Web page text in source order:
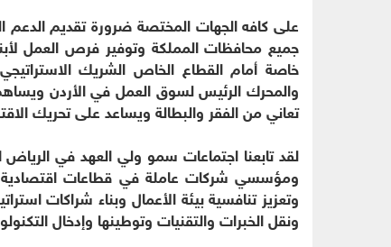
على كافه الجهات المختصة ضرورة تقديم الدعم
جميع محافظات المملكة وتوفير فرص العمل
خاصة أمام القطاع الخاص الشريك
والمحرك الرئيس لسوق العمل في الأردن
تعاني من الفقر والبطالة ويساعد على تحريك
لقد تابعنا اجتماعات سمو ولي العهد في
ومؤسسي شركات عاملة في قطاعات اقتصادية
وتعزيز تنافسية بيئة الأعمال وبناء شراكات
ونقل الخبرات والتقنيات وتوطينها وإدخال